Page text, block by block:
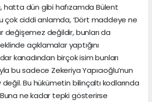
hatta dün gibi hafızamda Bülent
çok ciddi anlamda, ‘Dört maddeye ne
değişemez değildir, bunları da
açıklamalar yaptığını
kanadından birçok isim bunları
bu sadece Zekeriya Yapıcıoğlu’nun
Bu hükümetin bilinçaltı kodlarında
ne kadar tepki gösterirse